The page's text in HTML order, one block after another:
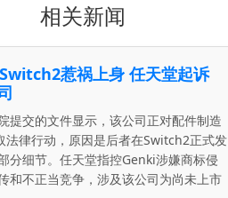
相关新闻
惹祸上身 任天堂起诉
提交的文件显示，该公司正对配件制造
法律行动，原因是后者在Switch2正式发
分细节。任天堂指控Genki涉嫌商标侵
和不正当竞争，涉及该公司为尚未上市